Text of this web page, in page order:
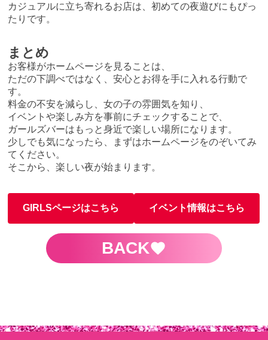
カジュアルに立ち寄れるお店は、初めての夜遊びにもぴっ
たりです。
まとめ
お客様がホームページを見ることは、
ただの下調べではなく、安心とお得を手に入れる行動で
す。
料金の不安を減らし、女の子の雰囲気を知り、
イベントや楽しみ方を事前にチェックすることで、
ガールズバーはもっと身近で楽しい場所になります。
少しでも気になったら、まずはホームページをのぞいてみ
てください。
そこから、楽しい夜が始まります。
GIRLSページはこちら イベント情報はこちら
BACK